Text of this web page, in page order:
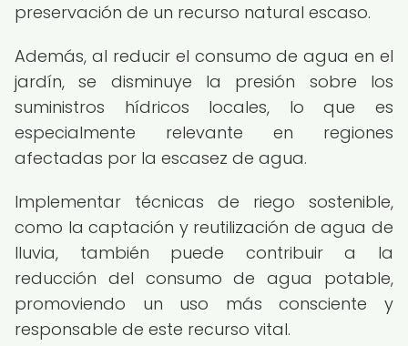
preservación de un recurso natural escaso.
Además, al reducir el consumo de agua en el
jardín, se disminuye la presión sobre los
suministros hídricos locales, lo que es
especialmente relevante en regiones
afectadas por la escasez de agua.
Implementar técnicas de riego sostenible,
como la captación y reutilización de agua de
lluvia, también puede contribuir a la
reducción del consumo de agua potable,
promoviendo un uso más consciente y
responsable de este recurso vital.